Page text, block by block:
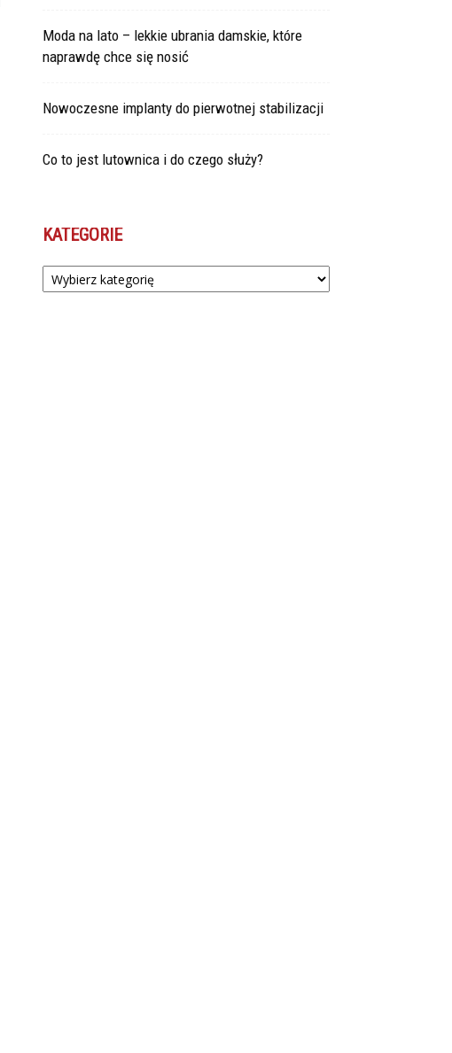
Moda na lato – lekkie ubrania damskie, które
naprawdę chce się nosić
Nowoczesne implanty do pierwotnej stabilizacji
Co to jest lutownica i do czego służy?
KATEGORIE
Kategorie